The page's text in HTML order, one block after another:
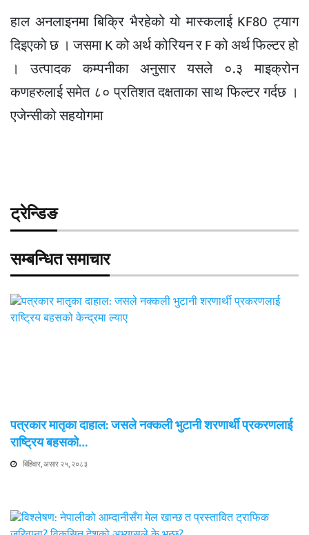
हाल अनलाइनमा बिक्रि भैरहेको यो मास्कलाई KF80 ट्याग
दिइएको छ । जसमा K को अर्थ कोरियन र F को अर्थ फिल्टर हो
। उत्पादक कम्पनीका अनुसार यसले ०.३ माइक्रोन
कणहरुलाई समेत ८० प्रतिशत दक्षताका साथ फिल्टर गर्दछ ।
एजेन्सीको सहयोगमा
ट्रेन्डिङ
सम्बन्धित समाचार
पत्रकार मातृका दाहाल: जसले नक्कली भुटानी शरणार्थी प्रकरणलाई
राष्ट्रिय बहसको…
बिहिवार, असार २५, २०८३